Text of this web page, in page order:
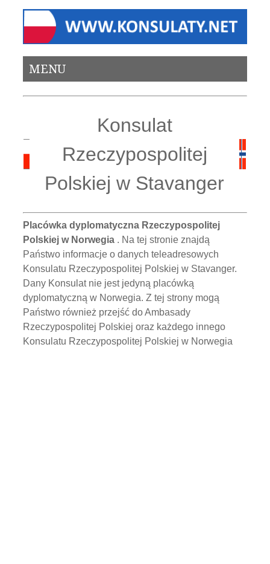
MENU
Konsulat
Rzeczypospolitej
Polskiej w Stavanger
Placówka dyplomatyczna Rzeczypospolitej
Polskiej w Norwegia . Na tej stronie znajdą
Państwo informacje o danych teleadresowych
Konsulatu Rzeczypospolitej Polskiej w Stavanger.
Dany Konsulat nie jest jedyną placówką
dyplomatyczną w Norwegia. Z tej strony mogą
Państwo również przejść do Ambasady
Rzeczypospolitej Polskiej oraz każdego innego
Konsulatu Rzeczypospolitej Polskiej w Norwegia